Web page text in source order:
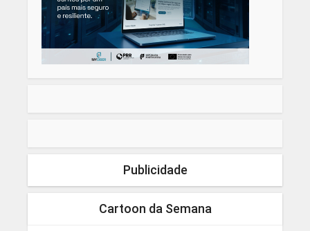
Publicidade
Cartoon da Semana